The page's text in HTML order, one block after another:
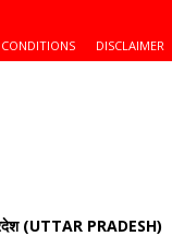
DISCLAIMER
(UTTAR PRADESH)